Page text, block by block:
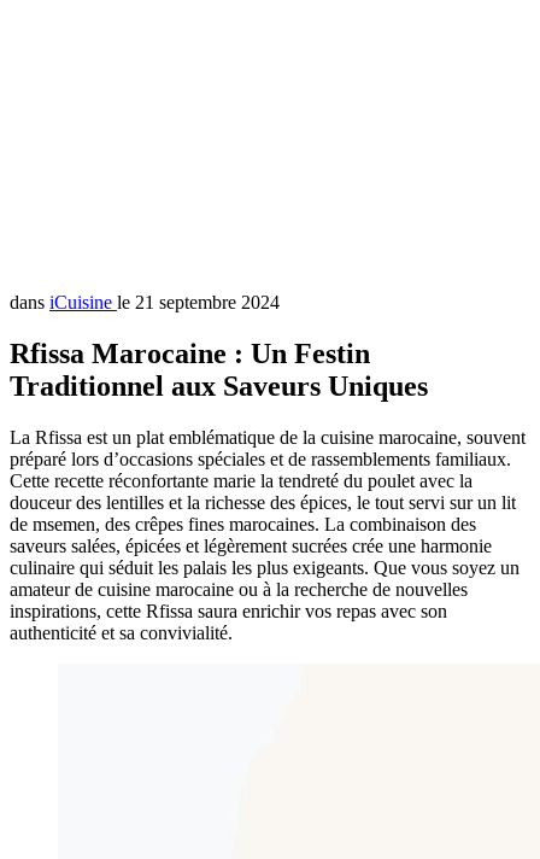
dans iCuisine le 21 septembre 2024
Rfissa Marocaine : Un Festin
Traditionnel aux Saveurs Uniques
La Rfissa est un plat emblématique de la cuisine marocaine, souvent
préparé lors d’occasions spéciales et de rassemblements familiaux.
Cette recette réconfortante marie la tendreté du poulet avec la
douceur des lentilles et la richesse des épices, le tout servi sur un lit
de msemen, des crêpes fines marocaines. La combinaison des
saveurs salées, épicées et légèrement sucrées crée une harmonie
culinaire qui séduit les palais les plus exigeants. Que vous soyez un
amateur de cuisine marocaine ou à la recherche de nouvelles
inspirations, cette Rfissa saura enrichir vos repas avec son
authenticité et sa convivialité.